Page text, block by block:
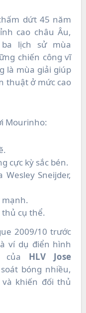
dứt 45 năm
cao châu Âu,
lịch sử mùa
chiến công vĩ
là mùa giải giúp
thuật ở mức cao
Mourinho:
cực kỳ sắc bén.
Sneijder,
mạnh.
thủ cụ thể.
2009/10 trước
ví dụ điển hình
của HLV Jose
bóng nhiều,
khiến đối thủ